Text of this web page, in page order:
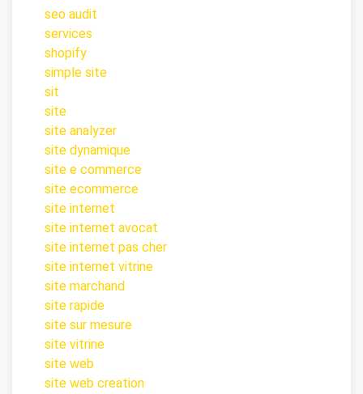
seo audit
services
shopify
simple site
sit
site
site analyzer
site dynamique
site e commerce
site ecommerce
site internet
site internet avocat
site internet pas cher
site internet vitrine
site marchand
site rapide
site sur mesure
site vitrine
site web
site web creation